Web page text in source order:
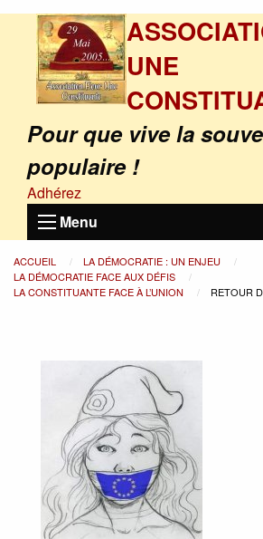
UNE
Pour que vive la
populaire !
Adhérez
Menu
ACCUEIL
LA DÉMOCRATIE : UN ENJEU
LA DÉMOCRATIE FACE AUX DÉFIS
LA CONSTITUANTE FACE À L’UNION
RETOUR